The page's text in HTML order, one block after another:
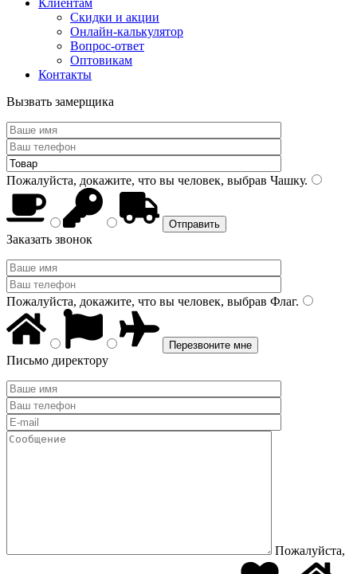
Клиентам
Скидки и акции
Онлайн-калькулятор
Вопрос-ответ
Оптовикам
Контакты
Вызвать замерщика
Пожалуйста, докажите, что вы человек, выбрав Чашку.
Заказать звонок
Пожалуйста, докажите, что вы человек, выбрав Флаг.
Письмо директору
Пожалуйста,